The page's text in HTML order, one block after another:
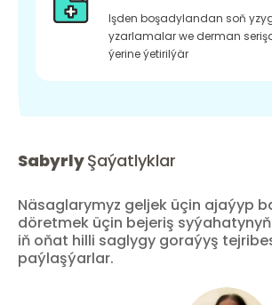
Işden boşadylandan soň
yzarlamalar we derman
ýerine ýetirilýär
SabyrlyŞaýatlyklar
Näsaglarymyz geljek üçin ajaýyp
döretmek üçin bejeriş
iň oňat hilli saglygy goraýyş
paýlaşýarlar.